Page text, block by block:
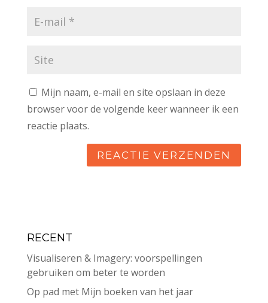
Mijn naam, e-mail en site opslaan in deze
browser voor de volgende keer wanneer ik een
reactie plaats.
RECENT
Visualiseren & Imagery: voorspellingen
gebruiken om beter te worden
Op pad met Mijn boeken van het jaar